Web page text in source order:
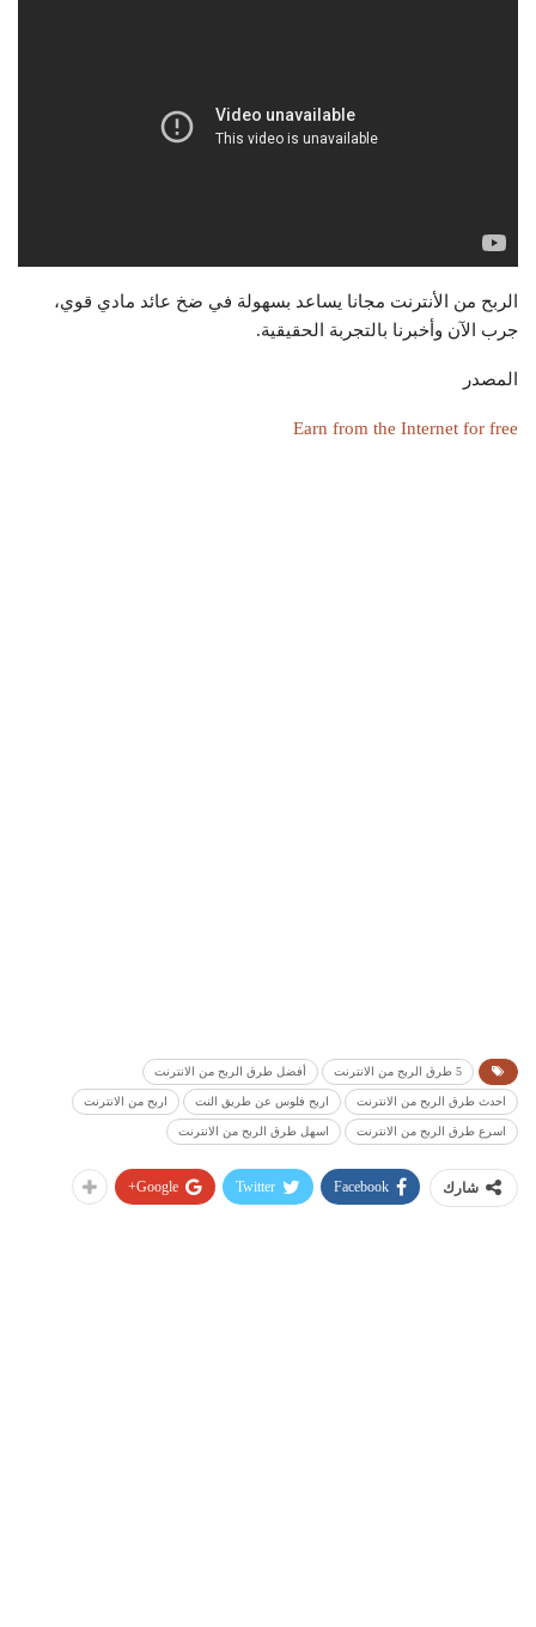
الربح من الأنترنت مجانا يساعد بسهولة في ضخ عائد مادي قوي،
جرب الآن وأخبرنا بالتجربة الحقيقية.
المصدر
Earn from the Internet for free
5 طرق الربح من الانترنت أفضل طرق الربح من الانترنت
احدث طرق الربح من الانترنت اربح فلوس عن طريق النت اربح من الانترنت
اسرع طرق الربح من الانترنت اسهل طرق الربح من الانترنت
شارك Facebook
Twitter
Google+